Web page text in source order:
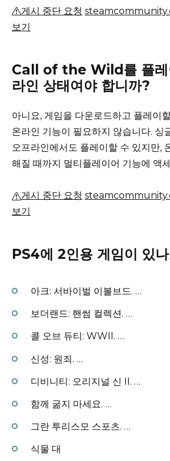
게시 중단 요청
보기
Call of the Wild를 플레
라인 상태여야 합니까?
아니요, 게임을 다운로드하고 플레이
온라인 기능이 필요하지 않습니다. 싱
오프라인에서도 플레이할 수 있지만,
해질 때까지 멀티플레이어 기능에 액
게시 중단 요청
보기
PS4에 2인용 게임이 있
아크: 서바이벌 이볼브드. …
보더랜드: 핸썸 컬렉션. …
콜 오브 듀티: WWII. …
신성: 원죄. …
디비니티: 오리지널 신 II. …
함께 굶지 마세요. …
그란 투리스모 스포츠. …
식물 대